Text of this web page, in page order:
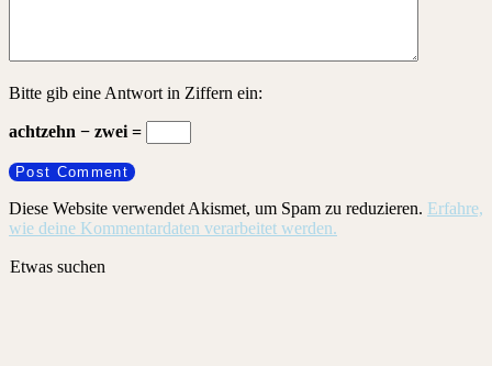
Bitte gib eine Antwort in Ziffern ein:
achtzehn − zwei =
Diese Website verwendet Akismet, um Spam zu reduzieren. Erfahre,
wie deine Kommentardaten verarbeitet werden.
Etwas suchen